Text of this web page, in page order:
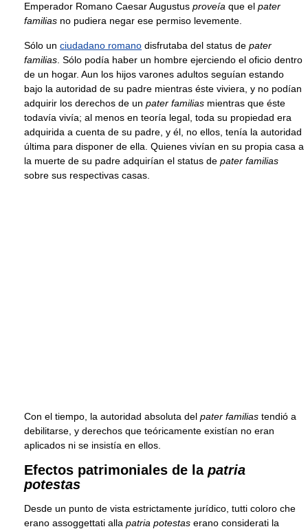
Emperador Romano Caesar Augustus proveía que el pater
familias no pudiera negar ese permiso levemente.
Sólo un ciudadano romano disfrutaba del status de pater
familias . Sólo podía haber un hombre ejerciendo el oficio dentro
de un hogar. Aun los hijos varones adultos seguían estando
bajo la autoridad de su padre mientras éste viviera, y no podían
adquirir los derechos de un pater familias mientras que éste
todavía vivía; al menos en teoría legal, toda su propiedad era
adquirida a cuenta de su padre, y él, no ellos, tenía la autoridad
última para disponer de ella. Quienes vivían en su propia casa a
la muerte de su padre adquirían el status de pater familias
sobre sus respectivas casas.
Con el tiempo, la autoridad absoluta del pater familias tendió a
debilitarse, y derechos que teóricamente existían no eran
aplicados ni se insistía en ellos.
Efectos patrimoniales de la patria
potestas
Desde un punto de vista estrictamente jurídico, tutti coloro che
erano assoggettati alla patria potestas erano considerati la